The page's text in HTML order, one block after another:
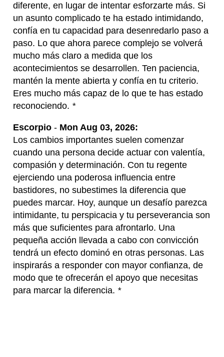
diferente, en lugar de intentar esforzarte más. Si
un asunto complicado te ha estado intimidando,
confía en tu capacidad para desenredarlo paso a
paso. Lo que ahora parece complejo se volverá
mucho más claro a medida que los
acontecimientos se desarrollen. Ten paciencia,
mantén la mente abierta y confía en tu criterio.
Eres mucho más capaz de lo que te has estado
reconociendo. *
Escorpio - Mon Aug 03, 2026:
Los cambios importantes suelen comenzar
cuando una persona decide actuar con valentía,
compasión y determinación. Con tu regente
ejerciendo una poderosa influencia entre
bastidores, no subestimes la diferencia que
puedes marcar. Hoy, aunque un desafío parezca
intimidante, tu perspicacia y tu perseverancia son
más que suficientes para afrontarlo. Una
pequeña acción llevada a cabo con convicción
tendrá un efecto dominó en otras personas. Las
inspirarás a responder con mayor confianza, de
modo que te ofrecerán el apoyo que necesitas
para marcar la diferencia. *